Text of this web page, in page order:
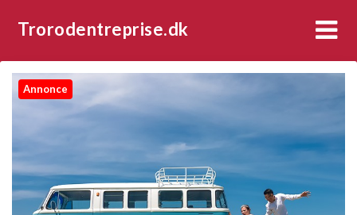
Trorodentreprise.dk
Annonce